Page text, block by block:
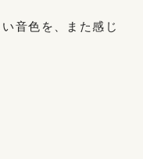
音色を、また感じ